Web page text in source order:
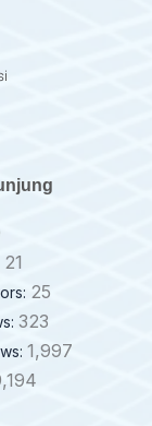
21
25
323
1,997